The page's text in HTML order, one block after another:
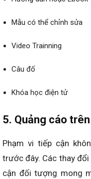
Mẫu có thể chỉnh sửa
Video Trainning
Câu đố
Khóa học điện tử
5. Quảng cáo
Phạm vi tiếp cận
trước đây. Các thay
cận đối tượng mong